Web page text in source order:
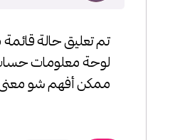
تم تعليق حالة
ممكن أفهم شو معنى